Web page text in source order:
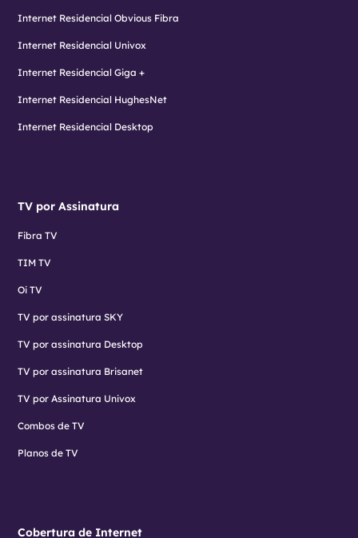
Internet Residencial Obvious Fibra
Internet Residencial Univox
Internet Residencial Giga +
Internet Residencial HughesNet
Internet Residencial Desktop
TV por Assinatura
Fibra TV
TIM TV
Oi TV
TV por assinatura SKY
TV por assinatura Desktop
TV por assinatura Brisanet
TV por Assinatura Univox
Combos de TV
Planos de TV
Cobertura de Internet